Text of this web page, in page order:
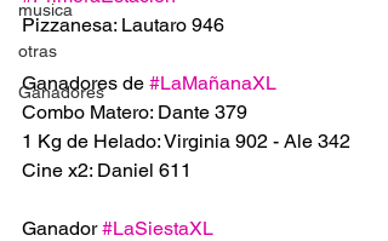
musica
otras
Ganadores
Pizzanesa: Lautaro 946
Ganadores de #LaMañanaXL
Combo Matero: Dante 379
1 Kg de Helado: Virginia 902 - Ale 342
Cine x2: Daniel 611
Ganador #LaSiestaXL